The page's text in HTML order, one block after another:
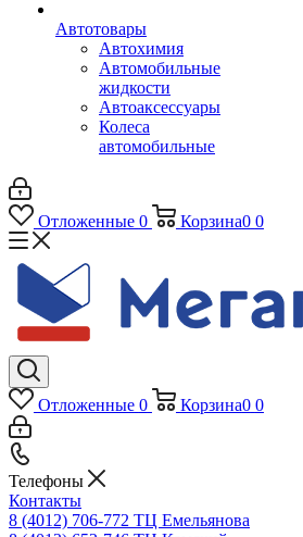
Автотовары
Автохимия
Автомобильные
жидкости
Автоаксессуары
Колеса
автомобильные
Отложенные 0 Корзина0 0
Отложенные 0 Корзина0 0
Телефоны
Контакты
8 (4012) 706-772 ТЦ Емельянова